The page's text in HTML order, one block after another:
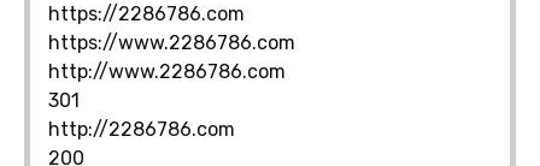
https://2286786.com
https://www.2286786.com
http://www.2286786.com
301
http://2286786.com
200